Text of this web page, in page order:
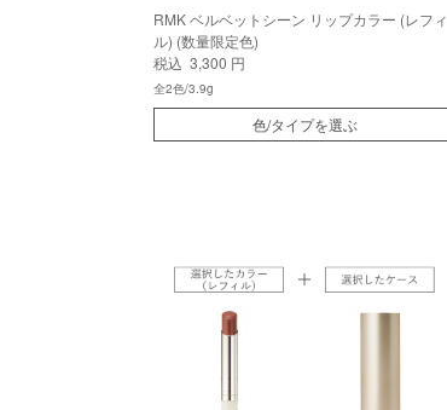
RMK ベルベットシーン リップカラー (レフィ
ル) (数量限定色)
税込 3,300 円
全2色/3.9g
色/タイプを選ぶ